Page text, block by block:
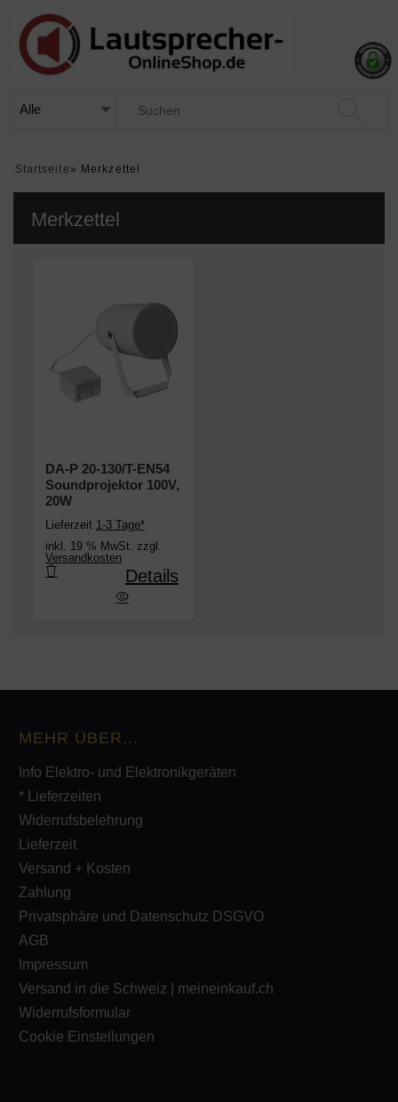
Startseite » Merkzettel
Merkzettel
DA-P 20-130/T-EN54
Soundprojektor 100V,
20W
Lieferzeit 1-3 Tage*
inkl. 19 % MwSt. zzgl.
Versandkosten
130/T-EN54 Soundprojektor 100V, 20W
Details
MEHR ÜBER...
Info Elektro- und Elektronikgeräten
* Lieferzeiten
Widerrufsbelehrung
Lieferzeit
Versand + Kosten
Zahlung
Privatsphäre und Datenschutz DSGVO
AGB
Impressum
Versand in die Schweiz | meineinkauf.ch
Widerrufsformular
Cookie Einstellungen